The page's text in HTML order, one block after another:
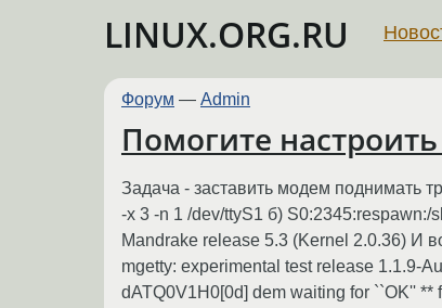
LINUX.ORG.RU
Форум — Admin
Помогите
Задача - заставить модем поднимать
-x 3 -n 1 /dev/ttyS1 б)
Mandrake release 5.3 (Kernel 2.0.36) И
mgetty: experimental test release 1.1.9-
dATQ0V1H0[0d] dem waiting for ``OK''